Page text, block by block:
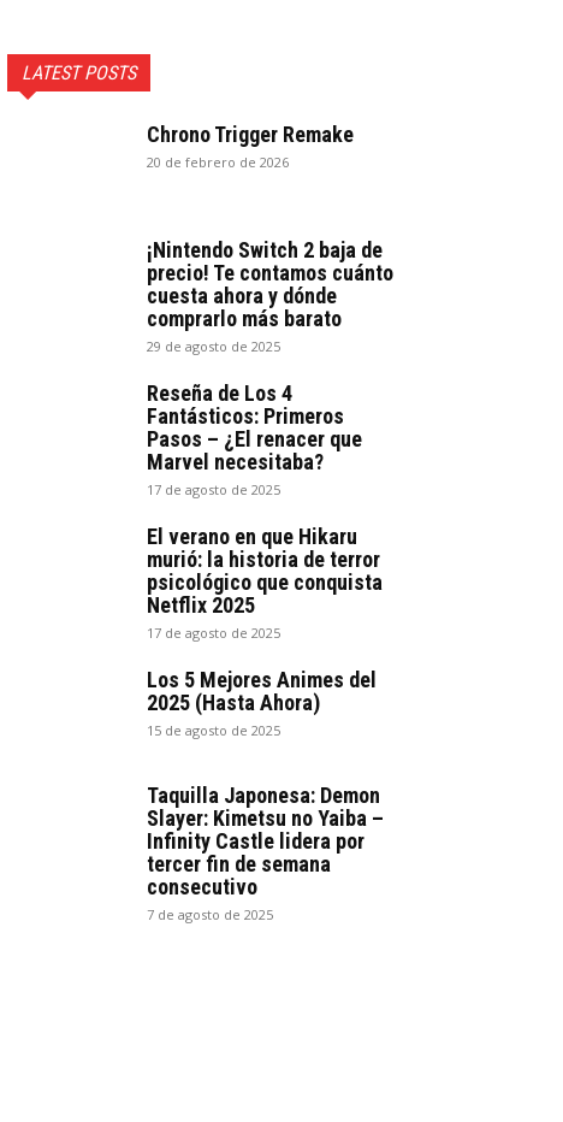
LATEST POSTS
Chrono Trigger Remake
20 de febrero de 2026
¡Nintendo Switch 2 baja de
precio! Te contamos cuánto
cuesta ahora y dónde
comprarlo más barato
29 de agosto de 2025
Reseña de Los 4
Fantásticos: Primeros
Pasos – ¿El renacer que
Marvel necesitaba?
17 de agosto de 2025
El verano en que Hikaru
murió: la historia de terror
psicológico que conquista
Netflix 2025
17 de agosto de 2025
Los 5 Mejores Animes del
2025 (Hasta Ahora)
15 de agosto de 2025
Taquilla Japonesa: Demon
Slayer: Kimetsu no Yaiba –
Infinity Castle lidera por
tercer fin de semana
consecutivo
7 de agosto de 2025